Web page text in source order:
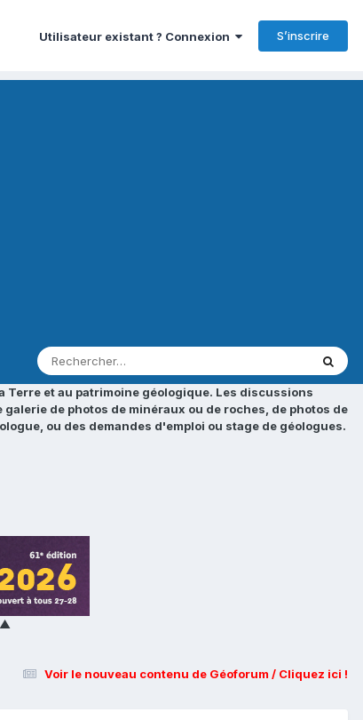
Utilisateur existant ? Connexion S’inscrire
Terre et au patrimoine géologique. Les discussions
de photos de minéraux ou de roches, de photos de
ou des demandes d'emploi ou stage de géologues.
Voir le nouveau contenu de Géoforum / Cliquez ici !